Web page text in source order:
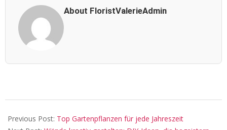
About FloristValerieAdmin
04-
Previous Post: Top Gartenpflanzen für jede Jahreszeit